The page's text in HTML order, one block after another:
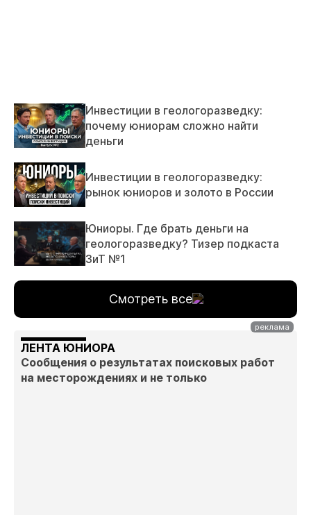
Инвестиции в геологоразведку:
почему юниорам сложно найти
деньги
Инвестиции в геологоразведку:
рынок юниоров и золото в России
Юниоры. Где брать деньги на
геологоразведку? Тизер подкаста
ЗиТ №1
Смотреть все
ЛЕНТА ЮНИОРА
Сообщения о результатах поисковых работ
на месторождениях и не только